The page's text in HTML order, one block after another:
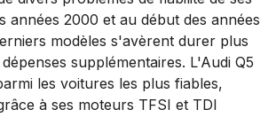
années 2000 et au début des années
modèles s'avèrent durer plus
supplémentaires. L'Audi Q5
les voitures les plus fiables,
à ses moteurs TFSI et TDI